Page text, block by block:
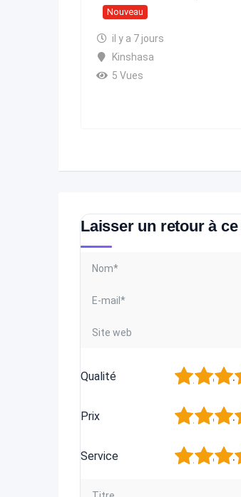
Nouveau
il y a 7 jours
Kinshasa
5 Vues
Laisser un retour à
Qualité 4
3
2
Prix 4
3
2
Service 4
3
2